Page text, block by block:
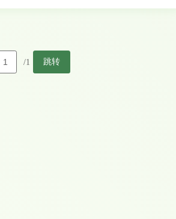
/1 跳转